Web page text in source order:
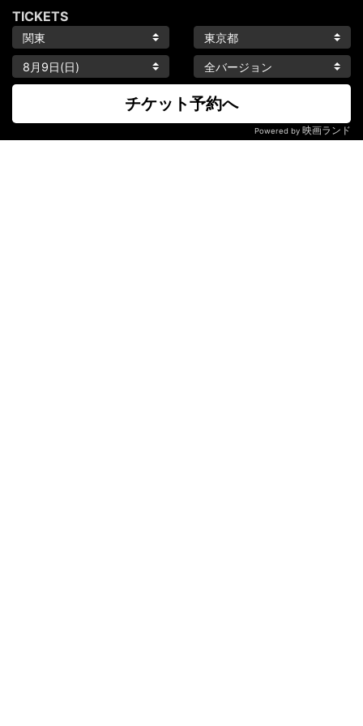
TICKETS
チケット予約へ
Powered by 映画ランド